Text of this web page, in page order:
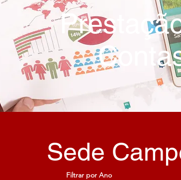
Sede
Filtrar por Ano